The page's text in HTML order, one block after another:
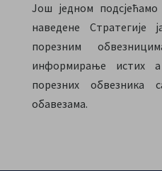
Још једном
наведене Стратегије
порезним
информирање истих
порезних обвезника
обавезама.